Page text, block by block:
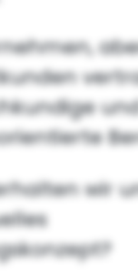
wir